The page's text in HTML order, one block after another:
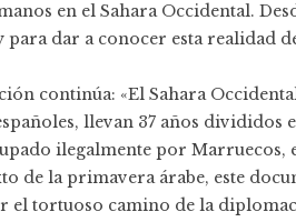
en el Sahara Occidental.
para dar a conocer esta realidad
continúa: «El Sahara
llevan 37 años
ilegalmente por Marruecos,
de la primavera árabe, este
el tortuoso camino de la